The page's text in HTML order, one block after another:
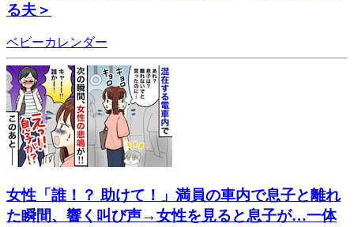
る夫＞
ベビーカレンダー
女性「誰！？ 助けて！」満員の車内で息子と離れ
た瞬間、響く叫び声→女性を見ると息子が…一体